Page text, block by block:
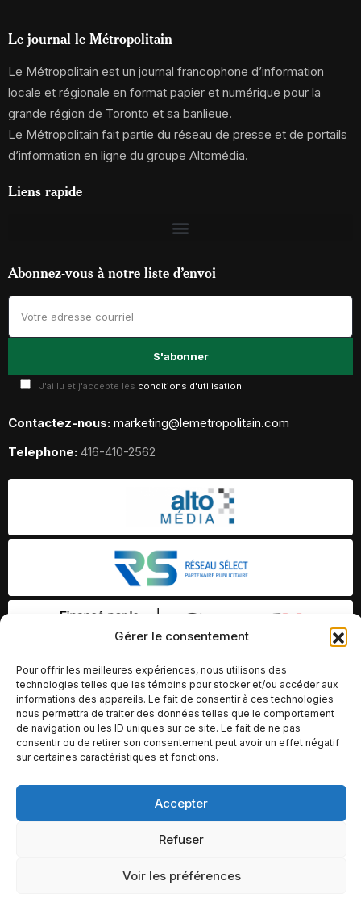
Gérer le consentement
Pour offrir les meilleures expériences, nous utilisons des
technologies telles que les témoins pour stocker et/ou accéder aux
informations des appareils. Le fait de consentir à ces technologies
nous permettra de traiter des données telles que le comportement
de navigation ou les ID uniques sur ce site. Le fait de ne pas
consentir ou de retirer son consentement peut avoir un effet négatif
sur certaines caractéristiques et fonctions.
Accepter
Refuser
Voir les préférences
Le journal le Métropolitain
Le Métropolitain est un journal francophone d’information
locale et régionale en format papier et numérique pour la
grande région de Toronto et sa banlieue.
Le Métropolitain fait partie du réseau de presse et de portails
d’information en ligne du groupe Altomédia.
Liens rapide
Abonnez-vous à notre liste d’envoi
J'ai lu et j'accepte les conditions d'utilisation
Contactez-nous: marketing@lemetropolitain.com
Telephone: 416-410-2562
© Copyright 2026 – Altomédia Inc |